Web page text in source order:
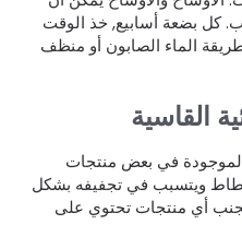
بضعة أسابيع, خذ الوقت
الماء الصابون أو منظف
في بعض منتجات
ويتسبب في تجفيفه بشكل
أي منتجات تحتوي على